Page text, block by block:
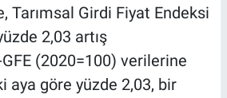
Tarımsal Girdi Fiyat Endeksi
2,03 artış
GFE (2020=100) verilerine
aya göre yüzde 2,03, bir